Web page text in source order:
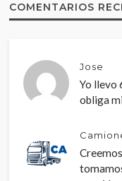
COMENTARIOS
Jose
Yo llevo
obliga